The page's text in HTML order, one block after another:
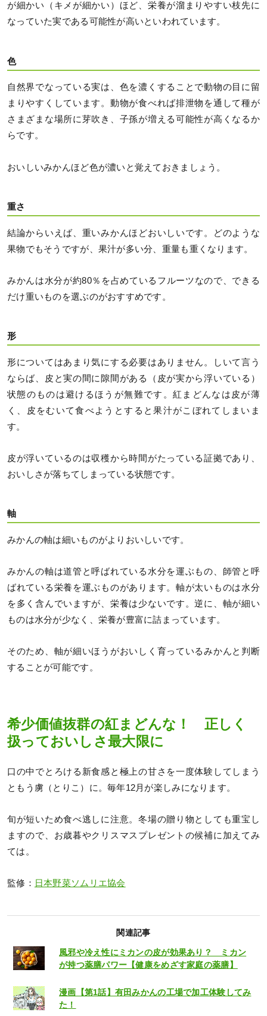
が細かい（キメが細かい）ほど、栄養が溜まりやすい枝先に
なっていた実である可能性が高いといわれています。
色
自然界でなっている実は、色を濃くすることで動物の目に留
まりやすくしています。動物が食べれば排泄物を通して種が
さまざまな場所に芽吹き、子孫が増える可能性が高くなるか
らです。
おいしいみかんほど色が濃いと覚えておきましょう。
重さ
結論からいえば、重いみかんほどおいしいです。どのような
果物でもそうですが、果汁が多い分、重量も重くなります。
みかんは水分が約80％を占めているフルーツなので、できる
だけ重いものを選ぶのがおすすめです。
形
形についてはあまり気にする必要はありません。しいて言う
ならば、皮と実の間に隙間がある（皮が実から浮いている）
状態のものは避けるほうが無難です。紅まどんなは皮が薄
く、皮をむいて食べようとすると果汁がこぼれてしまいま
す。
皮が浮いているのは収穫から時間がたっている証拠であり、
おいしさが落ちてしまっている状態です。
軸
みかんの軸は細いものがよりおいしいです。
みかんの軸は道管と呼ばれている水分を運ぶもの、師管と呼
ばれている栄養を運ぶものがあります。軸が太いものは水分
を多く含んでいますが、栄養は少ないです。逆に、軸が細い
ものは水分が少なく、栄養が豊富に詰まっています。
そのため、軸が細いほうがおいしく育っているみかんと判断
することが可能です。
希少価値抜群の紅まどんな！ 正しく
扱っておいしさ最大限に
口の中でとろける新食感と極上の甘さを一度体験してしまう
ともう虜（とりこ）に。毎年12月が楽しみになります。
旬が短いため食べ逃しに注意。冬場の贈り物としても重宝し
ますので、お歳暮やクリスマスプレゼントの候補に加えてみ
ては。
監修： 日本野菜ソムリエ協会
関連記事
風邪や冷え性にミカンの皮が効果あり？ ミカン
が持つ薬膳パワー【健康をめざす家庭の薬膳】
漫画【第1話】有田みかんの工場で加工体験してみ
た！